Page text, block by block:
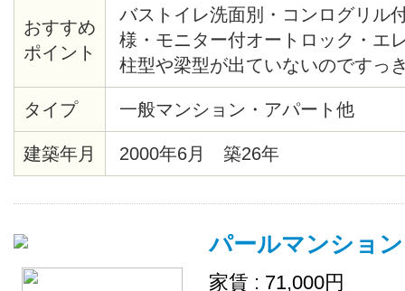
おすすめ
ポイント
バストイレ洗面別・コンログリル
様・モニター付オートロック・エ
柱型や梁型が出ていないのですっ
間・熊谷組施土の注文集合住宅・
産新宿グランドタワー等再開発エ
の夜景・2/25までに契約完了の方
ます
タイプ 一般マンション・アパート他
建築年月 2000年6月 築26年
パールマンション
家賃 : 71,000円